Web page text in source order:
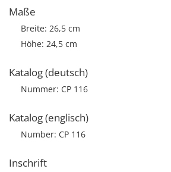
Maße
Breite: 26,5 cm
Höhe: 24,5 cm
Katalog (deutsch)
Nummer: CP 116
Katalog (englisch)
Number: CP 116
Inschrift